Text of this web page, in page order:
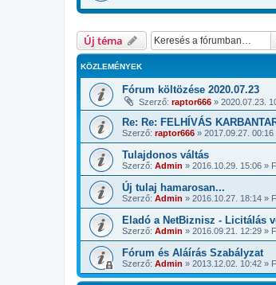
Új téma
KÖZLEMÉNYEK
Fórum költözése 2020.07.23
Szerző: raptor666 » 2020.07.23.
Re: Re: FELHÍVÁS
Szerző: raptor666 » 2017.09.27. 00:16
Tulajdonos váltás
Szerző: Admin » 2016.10.29. 15:06 »
Új tulaj hamarosan...
Szerző: Admin » 2016.10.27. 18:14 »
Eladó a NetBiznisz - Licitálás
Szerző: Admin » 2016.09.21. 12:29 »
Fórum és Aláírás Szabályzat
Szerző: Admin » 2013.12.02. 10:42 »